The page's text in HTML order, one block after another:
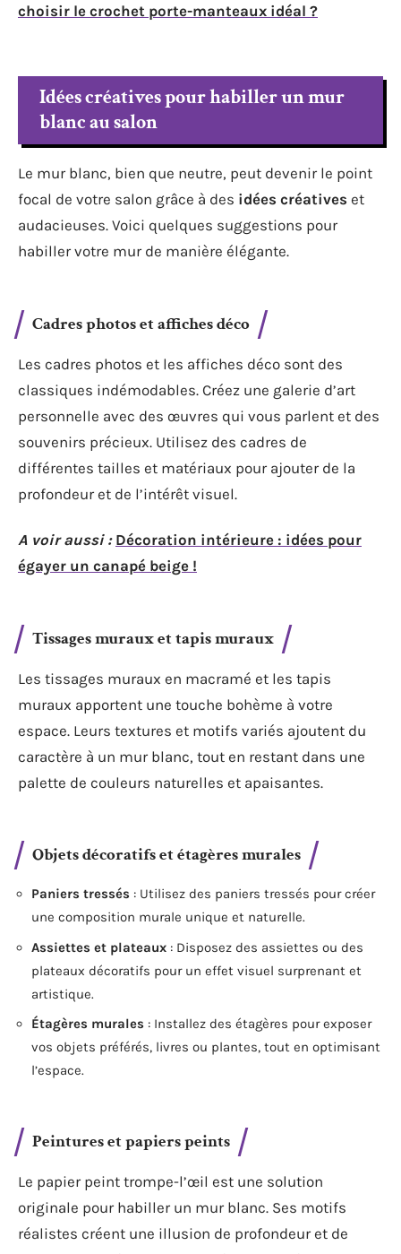
choisir le crochet porte-manteaux idéal ?
Idées créatives pour habiller un mur
blanc au salon
Le mur blanc, bien que neutre, peut devenir le point
focal de votre salon grâce à des idées créatives et
audacieuses. Voici quelques suggestions pour
habiller votre mur de manière élégante.
Cadres photos et affiches déco
Les cadres photos et les affiches déco sont des
classiques indémodables. Créez une galerie d’art
personnelle avec des œuvres qui vous parlent et des
souvenirs précieux. Utilisez des cadres de
différentes tailles et matériaux pour ajouter de la
profondeur et de l’intérêt visuel.
A voir aussi : Décoration intérieure : idées pour
égayer un canapé beige !
Tissages muraux et tapis muraux
Les tissages muraux en macramé et les tapis
muraux apportent une touche bohème à votre
espace. Leurs textures et motifs variés ajoutent du
caractère à un mur blanc, tout en restant dans une
palette de couleurs naturelles et apaisantes.
Objets décoratifs et étagères murales
Paniers tressés : Utilisez des paniers tressés pour créer
une composition murale unique et naturelle.
Assiettes et plateaux : Disposez des assiettes ou des
plateaux décoratifs pour un effet visuel surprenant et
artistique.
Étagères murales : Installez des étagères pour exposer
vos objets préférés, livres ou plantes, tout en optimisant
l’espace.
Peintures et papiers peints
Le papier peint trompe-l’œil est une solution
originale pour habiller un mur blanc. Ses motifs
réalistes créent une illusion de profondeur et de